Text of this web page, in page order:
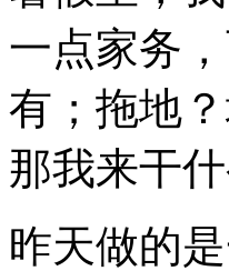
一点家务
有；拖地
那我来干
昨天做的